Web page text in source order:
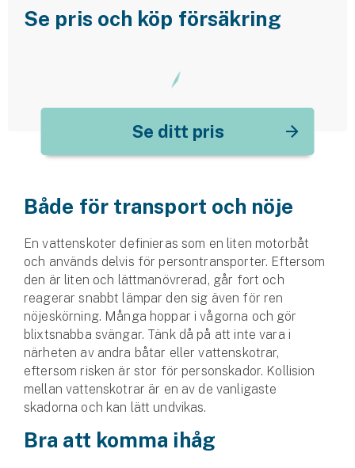
Se pris och köp försäkring
Se ditt pris
Både för transport och nöje
En vattenskoter definieras som en liten motorbåt
och används delvis för persontransporter. Eftersom
den är liten och lättmanövrerad, går fort och
reagerar snabbt lämpar den sig även för ren
nöjeskörning. Många hoppar i vågorna och gör
blixtsnabba svängar. Tänk då på att inte vara i
närheten av andra båtar eller vattenskotrar,
eftersom risken är stor för personskador. Kollision
mellan vattenskotrar är en av de vanligaste
skadorna och kan lätt undvikas.
Bra att komma ihåg